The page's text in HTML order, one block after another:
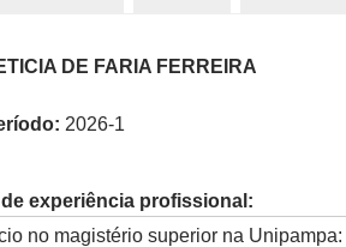
DE FARIA FERREIRA
2026-1
experiência profissional:
no magistério superior na Unipampa: